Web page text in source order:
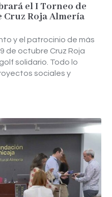
el I Torneo de
Roja Almería
y el patrocinio de más
de octubre Cruz Roja
solidario. Todo lo
sociales y